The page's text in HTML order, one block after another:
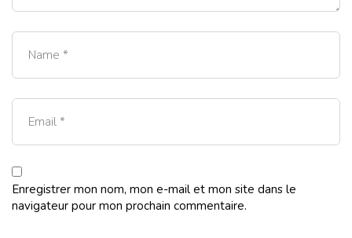
Enregistrer mon nom, mon e-mail et mon site dans le
navigateur pour mon prochain commentaire.